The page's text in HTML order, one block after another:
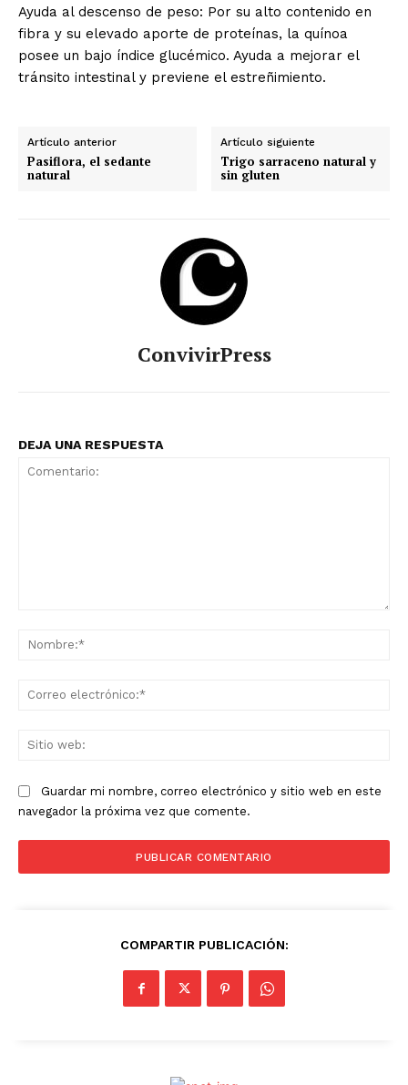
Ayuda al descenso de peso: Por su alto contenido en
fibra y su elevado aporte de proteínas, la quínoa
posee un bajo índice glucémico. Ayuda a mejorar el
tránsito intestinal y previene el estreñimiento.
Artículo anterior
Pasiflora, el sedante
natural
Artículo siguiente
Trigo sarraceno natural y
sin gluten
ConvivirPress
DEJA UNA RESPUESTA
Guardar mi nombre, correo electrónico y sitio web en este
navegador la próxima vez que comente.
COMPARTIR PUBLICACIÓN: